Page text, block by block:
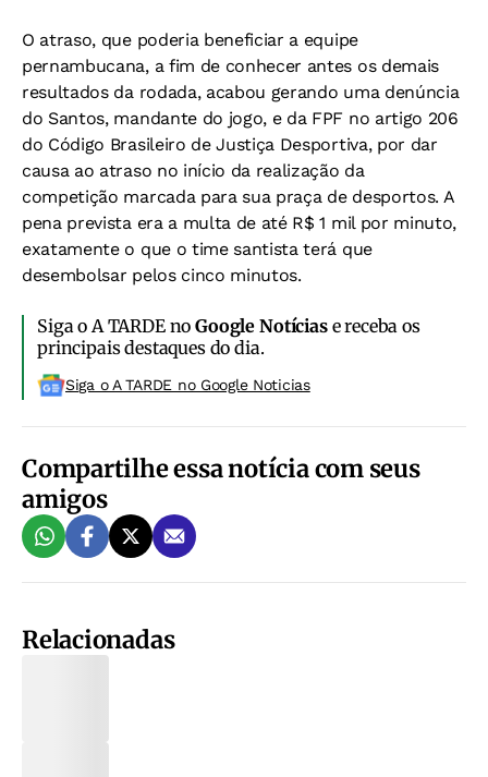
O atraso, que poderia beneficiar a equipe
pernambucana, a fim de conhecer antes os demais
resultados da rodada, acabou gerando uma denúncia
do Santos, mandante do jogo, e da FPF no artigo 206
do Código Brasileiro de Justiça Desportiva, por dar
causa ao atraso no início da realização da
competição marcada para sua praça de desportos. A
pena prevista era a multa de até R$ 1 mil por minuto,
exatamente o que o time santista terá que
desembolsar pelos cinco minutos.
Siga o A TARDE noGoogle Notíciase receba os
principais destaques do dia.
Siga o A TARDE no Google Noticias
Compartilhe essa notícia com seus
amigos
Relacionadas